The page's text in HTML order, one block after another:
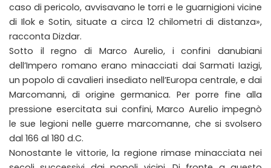
caso di pericolo, avvisavano le torri e le guarnigioni vicine
di Ilok e Sotin, situate a circa 12 chilometri di distanza»,
racconta Dizdar.
Sotto il regno di Marco Aurelio, i confini danubiani
dell’Impero romano erano minacciati dai Sarmati Iazigi,
un popolo di cavalieri insediato nell’Europa centrale, e dai
Marcomanni, di origine germanica. Per porre fine alla
pressione esercitata sui confini, Marco Aurelio impegnò
le sue legioni nelle guerre marcomanne, che si svolsero
dal 166 al 180 d.C.
Nonostante le vittorie, la regione rimase minacciata nei